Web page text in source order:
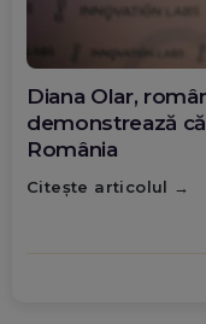
Diana Olar,
demonstrează
România
Citește articolul